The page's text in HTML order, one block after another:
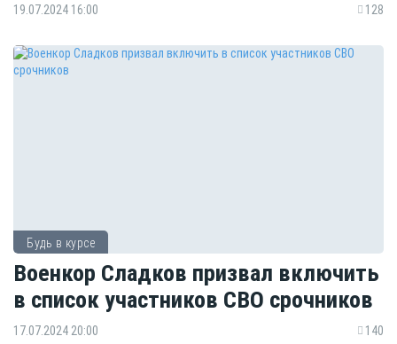
19.07.2024 16:00 128
Будь в курсе
Военкор Сладков призвал включить
в список участников СВО срочников
17.07.2024 20:00 140